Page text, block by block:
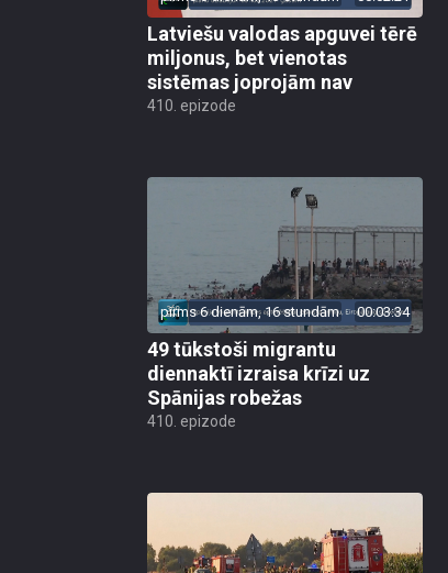
Latviešu valodas apguvei tērē
miljonus, bet vienotas
sistēmas joprojām nav
410. epizode
pirms 6 dienām, 16 stundām 00:03:34
49 tūkstoši migrantu
diennaktī izraisa krīzi uz
Spānijas robežas
410. epizode